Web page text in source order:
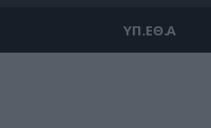
ΥΠ.ΕΘ.Α